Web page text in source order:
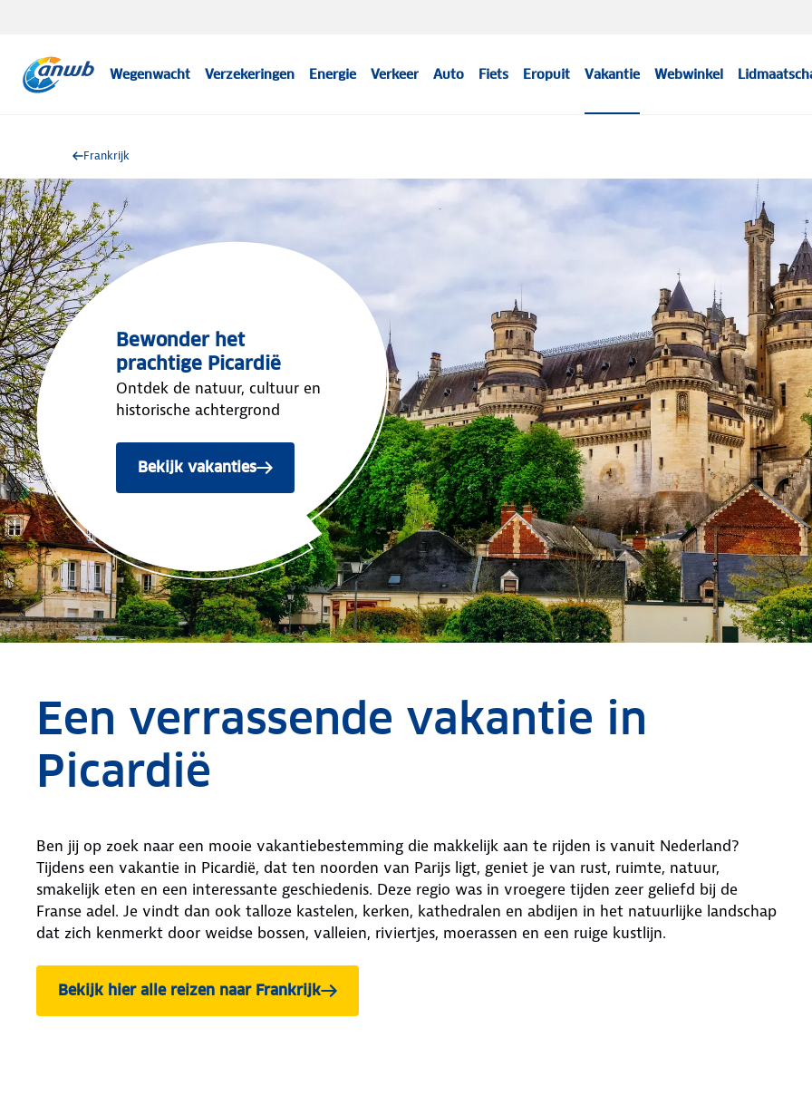
Wegenwacht Verzekeringen Energie Verkeer Auto Fiets Eropuit Vakantie Webwinkel
Frankrijk
Bewonder het
prachtige Picardië
Ontdek de natuur, cultuur en
historische achtergrond
Bekijk vakanties
Een verrassende vakantie in
Picardië
Ben jij op zoek naar een mooie vakantiebestemming die makkelijk aan te rijden is vanuit Nederland?
Tijdens een vakantie in Picardië, dat ten noorden van Parijs ligt, geniet je van rust, ruimte, natuur,
smakelijk eten en een interessante geschiedenis. Deze regio was in vroegere tijden zeer geliefd bij de
Franse adel. Je vindt dan ook talloze kastelen, kerken, kathedralen en abdijen in het natuurlijke landschap
dat zich kenmerkt door weidse bossen, valleien, riviertjes, moerassen en een ruige kustlijn.
Bekijk hier alle reizen naar Frankrijk